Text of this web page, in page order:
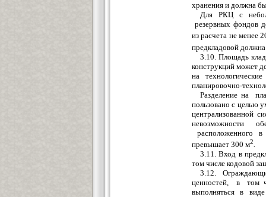
хранения и должна
Для РКЦ с
резервных фондов
из расчета не менее
предкладовой должн
3.10.Площадь
конструкций может
на технологические
планировочно-
Разделение на
пользовано с целью
централизованной
невозможности
расположенного
превышает 300 м2.
3.11. Вход в
том числе кодовой
3.12. Ограждающ
ценностей, в том
выполняться в в